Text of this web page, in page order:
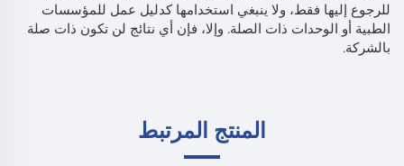
للرجوع إليها فقط، ولا ينبغي استخدامها كدليل عمل للمؤسسات
الطبية أو الوحدات ذات الصلة. وإلا، فإن أي نتائج لن تكون ذات صلة
بالشركة.
المنتج المرتبط